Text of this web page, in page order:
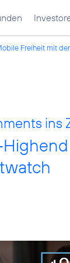
Freiheit mit
ins